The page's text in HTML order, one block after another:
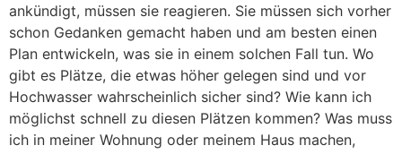
ankündigt, müssen sie reagieren. Sie müssen sich vorher
schon Gedanken gemacht haben und am besten einen
Plan entwickeln, was sie in einem solchen Fall tun. Wo
gibt es Plätze, die etwas höher gelegen sind und vor
Hochwasser wahrscheinlich sicher sind? Wie kann ich
möglichst schnell zu diesen Plätzen kommen? Was muss
ich in meiner Wohnung oder meinem Haus machen,